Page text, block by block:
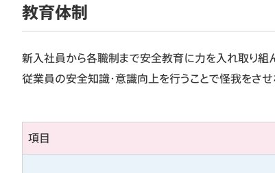
教育体制
新入社員から各職制まで安全教育に力を入れ取り組ん
従業員の安全知識・意識向上を行うことで怪我をさせ
項目